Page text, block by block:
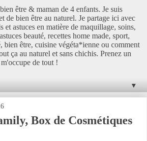
être & maman de 4 enfants. Je suis
de bien être au naturel. Je partage ici avec
et astuces en matière de maquillage, soins,
beauté, recettes home made, sport,
bien être, cuisine végéta*ienne ou comment
ça au naturel et sans chichis. Prenez un
de tout !
▼
Box de Cosmétiques